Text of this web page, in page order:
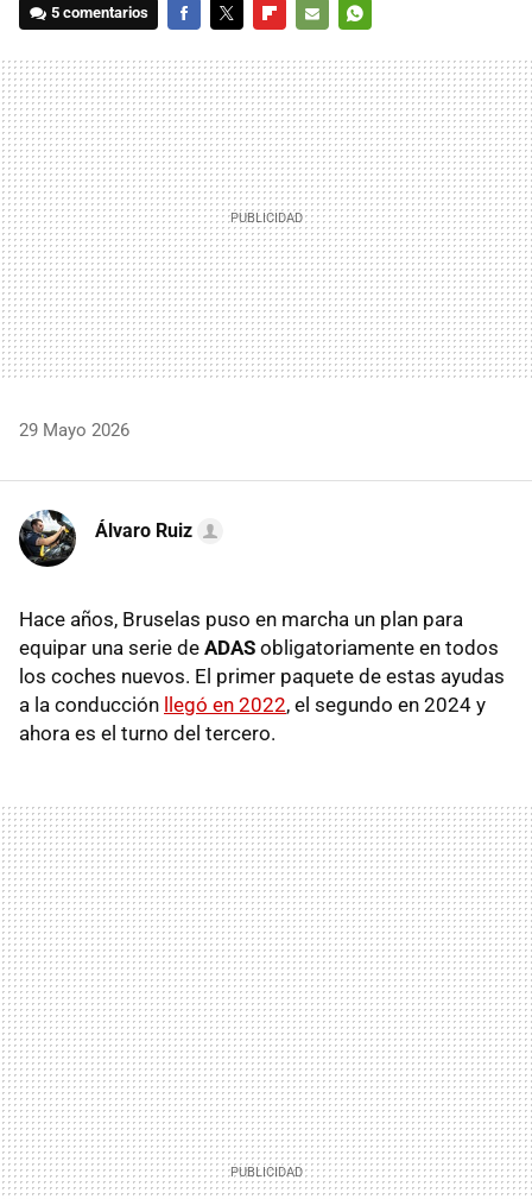
5 comentarios
MAIL
29 Mayo 2026
Álvaro Ruiz
Hace años, Bruselas puso en marcha un plan para
equipar una serie de ADAS obligatoriamente en todos
los coches nuevos. El primer paquete de estas ayudas
a la conducción llegó en 2022, el segundo en 2024 y
ahora es el turno del tercero.